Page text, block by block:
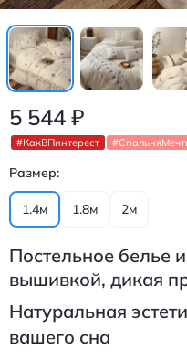
5 544 ₽
#КакВПинтерест
Размер:
1.4м 1.8м 2м
Постельное белье
вышивкой, дикая
Натуральная
вашего сна